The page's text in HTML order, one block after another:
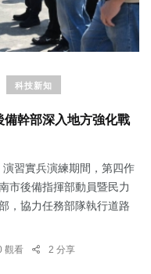
科技新知
幹部深入地方強化戰
演習實兵演練期間，第四作
市後備指揮部動員暨民力
，協力任務部隊執行道路
觀看 2 分享